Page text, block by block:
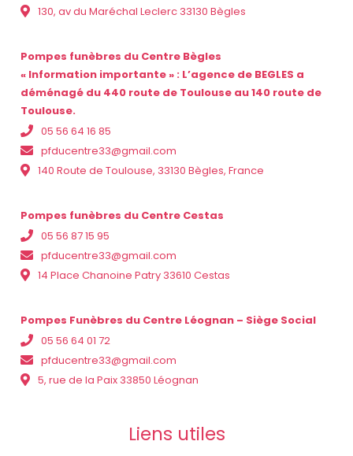
130, av du Maréchal Leclerc 33130 Bègles
Pompes funèbres du Centre Bègles
« Information importante » : L’agence de BEGLES a
déménagé du 440 route de Toulouse au 140 route de
Toulouse.
05 56 64 16 85
pfducentre33@gmail.com
140 Route de Toulouse, 33130 Bègles, France
Pompes funèbres du Centre Cestas
05 56 87 15 95
pfducentre33@gmail.com
14 Place Chanoine Patry 33610 Cestas
Pompes Funèbres du Centre Léognan – Siège Social
05 56 64 01 72
pfducentre33@gmail.com
5, rue de la Paix 33850 Léognan
Liens utiles